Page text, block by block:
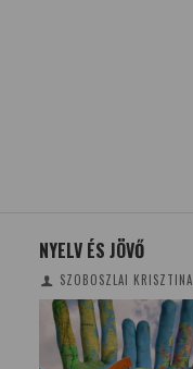
NYELV ÉS JÖVŐ
SZOBOSZLAI KRISZTINA